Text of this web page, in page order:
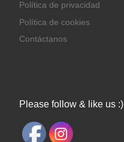
Política de privacidad
Política de cookies
Contáctanos
Please follow & like us :)